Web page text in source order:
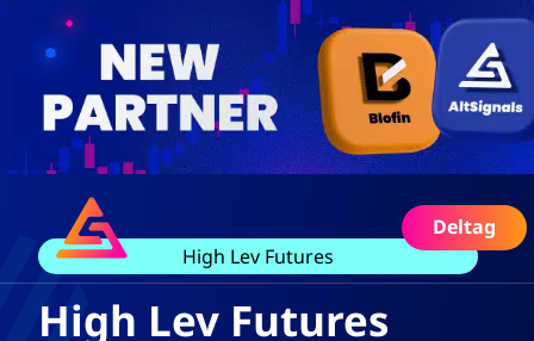
Deltag
High Lev Futures
High Lev Futures